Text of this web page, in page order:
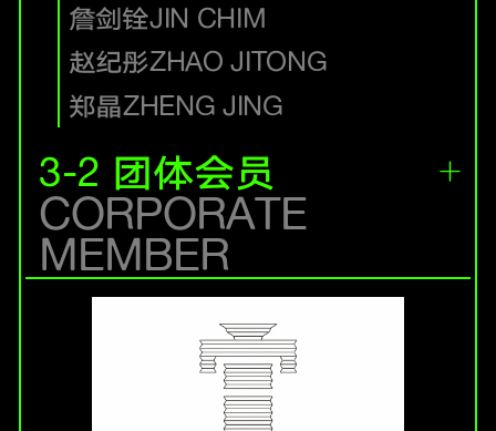
詹剑铨JIN CHIM
赵纪彤ZHAO JITONG
郑晶ZHENG JING
3-2 团体会员
CORPORATE
MEMBER